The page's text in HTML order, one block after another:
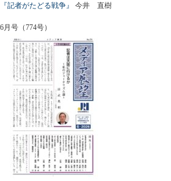
『記者がたどる戦争』
今井 直樹
6月号（774号）